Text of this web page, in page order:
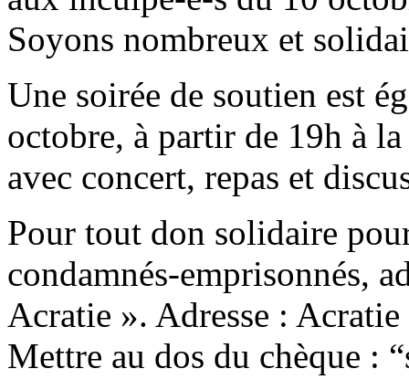
Soyons nombreux et
Une soirée de soutien est
octobre, à partir de 19h à
avec concert, repas et
Pour tout don solidaire
condamnés-emprisonnés,
Acratie ». Adresse :
Mettre au dos du chèque :